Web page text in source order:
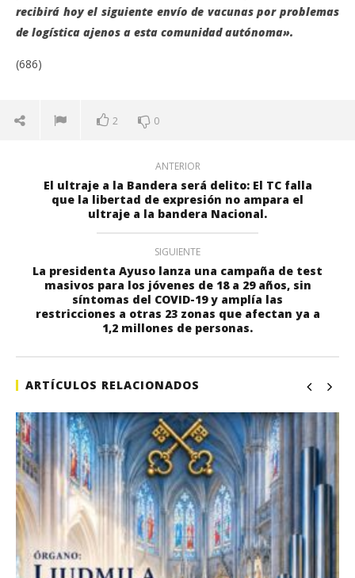
recibirá hoy el siguiente envío de vacunas por problemas
de logística ajenos a esta comunidad autónoma».
(686)
2 0
ANTERIOR
El ultraje a la Bandera será delito: El TC falla
que la libertad de expresión no ampara el
ultraje a la bandera Nacional.
SIGUIENTE
La presidenta Ayuso lanza una campaña de test
masivos para los jóvenes de 18 a 29 años, sin
síntomas del COVID-19 y amplía las
restricciones a otras 23 zonas que afectan ya a
1,2 millones de personas.
ARTÍCULOS RELACIONADOS